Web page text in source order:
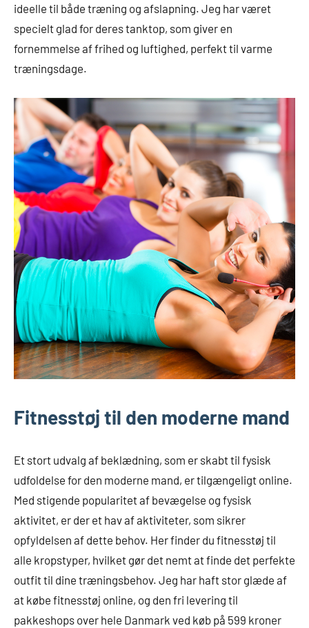
ideelle til både træning og afslapning. Jeg har været
specielt glad for deres tanktop, som giver en
fornemmelse af frihed og luftighed, perfekt til varme
træningsdage.
Fitnesstøj til den moderne mand
Et stort udvalg af beklædning, som er skabt til fysisk
udfoldelse for den moderne mand, er tilgængeligt online.
Med stigende popularitet af bevægelse og fysisk
aktivitet, er der et hav af aktiviteter, som sikrer
opfyldelsen af dette behov. Her finder du fitnesstøj til
alle kropstyper, hvilket gør det nemt at finde det perfekte
outfit til dine træningsbehov. Jeg har haft stor glæde af
at købe fitnesstøj online, og den fri levering til
pakkeshops over hele Danmark ved køb på 599 kroner